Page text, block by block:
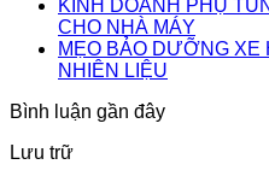
KINH DOANH PHỤ
CHO NHÀ MÁY
MẸO BẢO DƯỠNG XE
NHIÊN LIỆU
Bình luận gần đây
Lưu trữ